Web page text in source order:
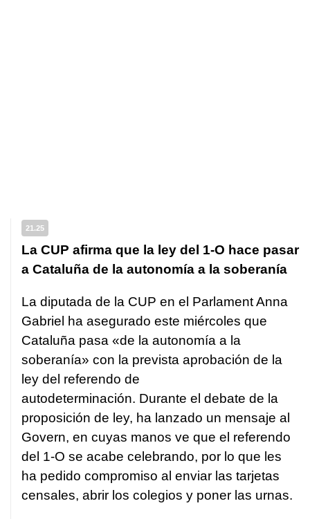
21.25
La CUP afirma que la ley del 1-O hace pasar
a Cataluña de la autonomía a la soberanía
La diputada de la CUP en el Parlament Anna
Gabriel ha asegurado este miércoles que
Cataluña pasa «de la autonomía a la
soberanía» con la prevista aprobación de la
ley del referendo de
autodeterminación. Durante el debate de la
proposición de ley, ha lanzado un mensaje al
Govern, en cuyas manos ve que el referendo
del 1-O se acabe celebrando, por lo que les
ha pedido compromiso al enviar las tarjetas
censales, abrir los colegios y poner las urnas.